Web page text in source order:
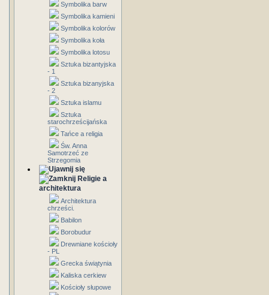
Symbolika barw
Symbolika kamieni
Symbolika kolorów
Symbolika koła
Symbolika lotosu
Sztuka bizantyjska
- 1
Sztuka bizanyjska
- 2
Sztuka islamu
Sztuka
starochrześcijańska
Tańce a religia
Św. Anna
Samotrzeć ze
Strzegomia
Religie a
architektura
Architektura
chrześci.
Babilon
Borobudur
Drewniane kościoły
- PL
Grecka świątynia
Kaliska cerkiew
Kościoły słupowe